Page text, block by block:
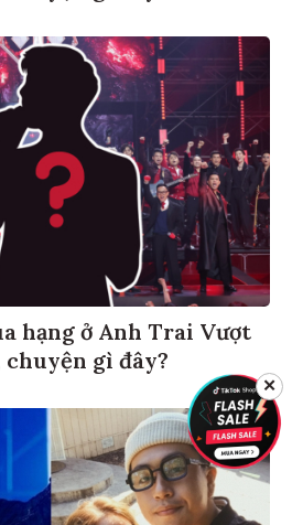
hạng ở Anh Trai Vượt
chuyện gì đây?
✕